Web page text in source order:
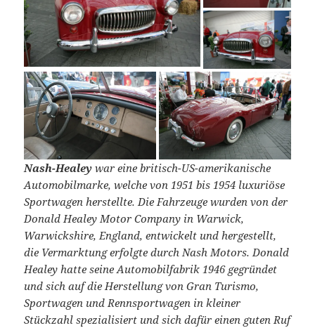
Nash-Healey war eine britisch-US-amerikanische
Automobilmarke, welche von 1951 bis 1954 luxuriöse
Sportwagen herstellte. Die Fahrzeuge wurden von der
Donald Healey Motor Company in Warwick,
Warwickshire, England, entwickelt und hergestellt,
die Vermarktung erfolgte durch Nash Motors. Donald
Healey hatte seine Automobilfabrik 1946 gegründet
und sich auf die Herstellung von Gran Turismo,
Sportwagen und Rennsportwagen in kleiner
Stückzahl spezialisiert und sich dafür einen guten Ruf